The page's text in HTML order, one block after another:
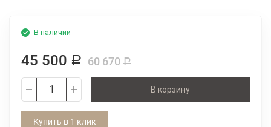
В наличии
45 500 Р 60 670Р
В корзину
Купить в 1 клик